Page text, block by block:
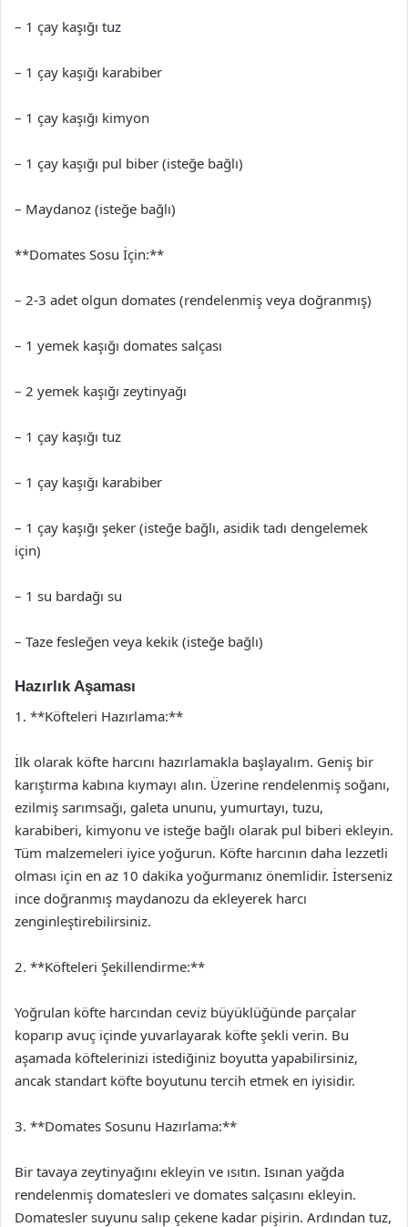
– 1 çay kaşığı tuz
– 1 çay kaşığı karabiber
– 1 çay kaşığı kimyon
– 1 çay kaşığı pul biber (isteğe bağlı)
– Maydanoz (isteğe bağlı)
**Domates Sosu İçin:**
– 2-3 adet olgun domates (rendelenmiş veya doğranmış)
– 1 yemek kaşığı domates salçası
– 2 yemek kaşığı zeytinyağı
– 1 çay kaşığı tuz
– 1 çay kaşığı karabiber
– 1 çay kaşığı şeker (isteğe bağlı, asidik tadı dengelemek
için)
– 1 su bardağı su
– Taze fesleğen veya kekik (isteğe bağlı)
Hazırlık Aşaması
1. **Köfteleri Hazırlama:**
İlk olarak köfte harcını hazırlamakla başlayalım. Geniş bir
karıştırma kabına kıymayı alın. Üzerine rendelenmiş soğanı,
ezilmiş sarımsağı, galeta ununu, yumurtayı, tuzu,
karabiberi, kimyonu ve isteğe bağlı olarak pul biberi ekleyin.
Tüm malzemeleri iyice yoğurun. Köfte harcının daha lezzetli
olması için en az 10 dakika yoğurmanız önemlidir. İsterseniz
ince doğranmış maydanozu da ekleyerek harcı
zenginleştirebilirsiniz.
2. **Köfteleri Şekillendirme:**
Yoğrulan köfte harcından ceviz büyüklüğünde parçalar
koparıp avuç içinde yuvarlayarak köfte şekli verin. Bu
aşamada köftelerinizi istediğiniz boyutta yapabilirsiniz,
ancak standart köfte boyutunu tercih etmek en iyisidir.
3. **Domates Sosunu Hazırlama:**
Bir tavaya zeytinyağını ekleyin ve ısıtın. Isınan yağda
rendelenmiş domatesleri ve domates salçasını ekleyin.
Domatesler suyunu salıp çekene kadar pişirin. Ardından tuz,